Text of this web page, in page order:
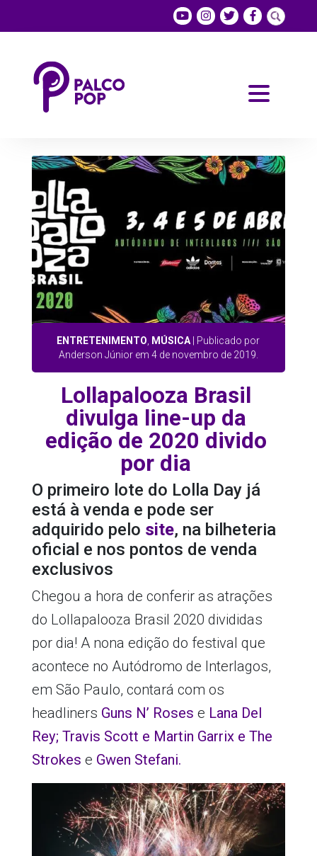
ENTRETENIMENTO MÚSICA | Publicado por
Anderson Júnior em 4 de novembro de 2019.
Lollapalooza Brasil
divulga line-up da
edição de 2020 divido
por dia
O primeiro lote do Lolla Day já
está à venda e pode ser
adquirido pelo site, na bilheteria
oficial e nos pontos de venda
exclusivos
Chegou a hora de conferir as atrações
do Lollapalooza Brasil 2020 divididas
por dia! A nona edição do festival que
acontece no Autódromo de Interlagos,
em São Paulo, contará com os
headliners Guns N’ Roses e Lana Del
Rey; Travis Scott e Martin Garrix e The
Strokes e Gwen Stefani.